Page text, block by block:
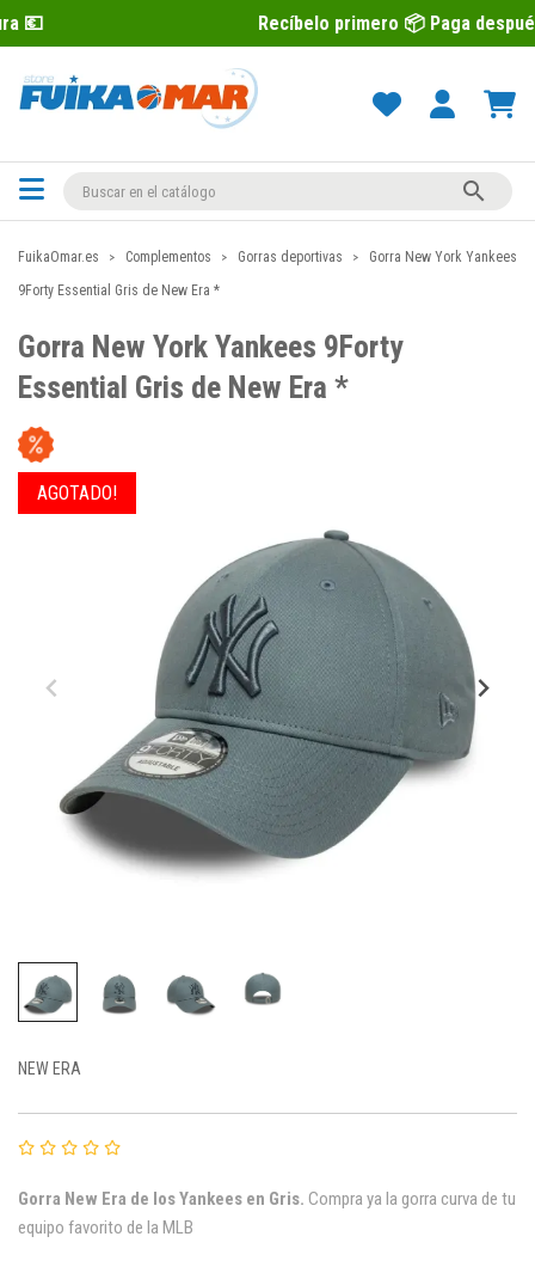
Recíbelo primero 📦 Paga después con

FuikaOmar.es Complementos Gorras deportivas
Gorra New York Yankees
9Forty Essential Gris de New Era *
Gorra New York Yankees 9Forty
Essential Gris de New Era *
AGOTADO!
NEW ERA
Gorra New Era de losYankees en Gris. Compra ya la gorra curva de tu
equipo favorito de la MLB